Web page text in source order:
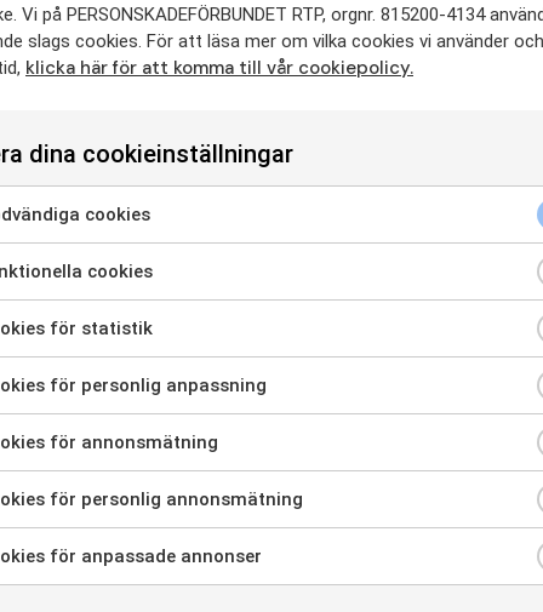
kanregistrera ditt medlemskap på
med kontokort, Swish eller faktura. Du kan
eller ringa oss på 08-629 27 80.
ingår bland annat en prenumeration av
till aktiviteter i din lokalförening och mycket mer.
som ett medlemskap innebär.
att höra av dig om du har frågor!
oss!
Vi på PERSONSKADEFÖRBUNDET RTP, orgnr. 815200-4134
slags cookies. För att läsa mer om vilka cookies vi använder och
klicka här för att komma till vår cookiepolicy.
dina cookieinställningar
cookies
cookies
för statistik
för personlig anpassning
för annonsmätning
för personlig annonsmätning
för anpassade annonser